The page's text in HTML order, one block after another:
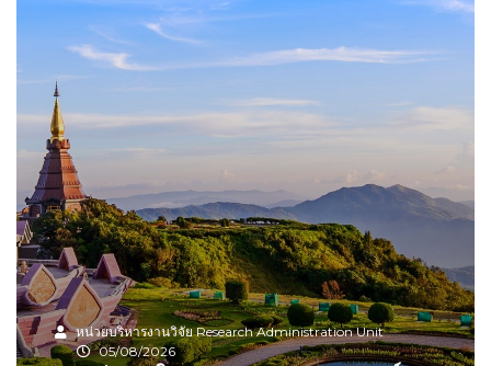
หน่วยบริหารงานวิจัย Research Administration Unit
05/08/2026